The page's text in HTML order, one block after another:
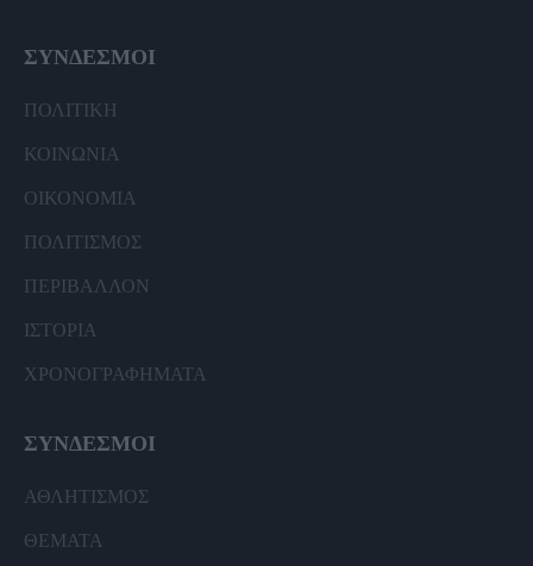
ΣΥΝΔΕΣΜΟΙ
ΠΟΛΙΤΙΚΗ
ΚΟΙΝΩΝΙΑ
ΟΙΚΟΝΟΜΙΑ
ΠΟΛΙΤΙΣΜΟΣ
ΠΕΡΙΒΑΛΛΟΝ
ΙΣΤΟΡΙΑ
ΧΡΟΝΟΓΡΑΦΗΜΑΤΑ
ΣΥΝΔΕΣΜΟΙ
ΑΘΛΗΤΙΣΜΟΣ
ΘΕΜΑΤΑ